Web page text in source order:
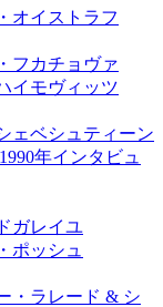
オイストラフ
フカチョヴァ
イモヴィッツ
ェベシュティーン
年インタビュ
ガレイユ
ポッシュ
・ラレード & シ